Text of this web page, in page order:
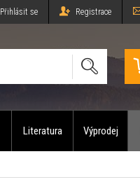
Přihlásit se Registrace
Literatura Výprodej